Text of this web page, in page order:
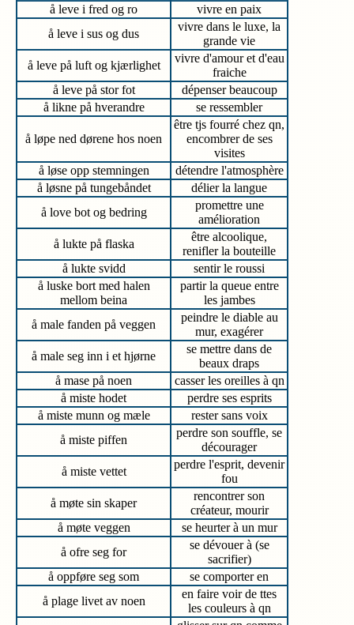
å leve i fred og ro
vivre en paix
å leve i sus og dus
vivre dans le luxe, la
grande vie
å leve på luft og kjærlighet
vivre d'amour et d'eau
fraiche
å leve på stor fot
dépenser beaucoup
å likne på hverandre
se ressembler
å løpe ned dørene hos noen
être tjs fourré chez qn,
encombrer de ses
visites
å løse opp stemningen
détendre l'atmosphère
å løsne på tungebåndet
délier la langue
å love bot og bedring
promettre une
amélioration
å lukte på flaska
être alcoolique,
renifler la bouteille
å lukte svidd
sentir le roussi
å luske bort med halen
mellom beina
partir la queue entre
les jambes
å male fanden på veggen
peindre le diable au
mur, exagérer
å male seg inn i et hjørne
se mettre dans de
beaux draps
å mase på noen
casser les oreilles à qn
å miste hodet
perdre ses esprits
å miste munn og mæle
rester sans voix
å miste piffen
perdre son souffle, se
décourager
å miste vettet
perdre l'esprit, devenir
fou
å møte sin skaper
rencontrer son
créateur, mourir
å møte veggen
se heurter à un mur
å ofre seg for
se dévouer à (se
sacrifier)
å oppføre seg som
se comporter en
å plage livet av noen
en faire voir de ttes
les couleurs à qn